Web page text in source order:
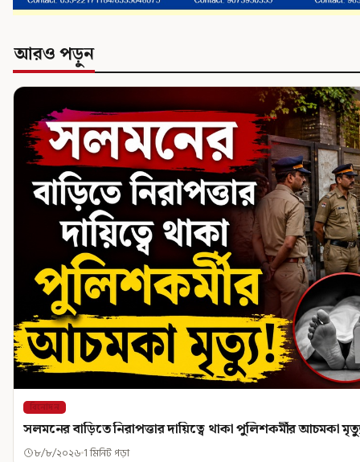
আরও পড়ুন
বিনোদন
সলমনের বাড়িতে নিরাপত্তার দায়িত্বে থাকা পুলিশকর্মীর আচমকা
৮/৮/২০২৬ 1 মিনিট পড়া